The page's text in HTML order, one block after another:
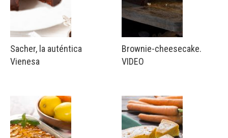
Sacher, la auténtica
Vienesa
Brownie-cheesecake.
VIDEO